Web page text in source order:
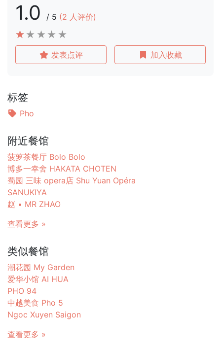
1.0 / 5 (2 人评价)
发表点评 加入收藏
标签
Pho
附近餐馆
菠萝茶餐厅 Bolo Bolo
博多一幸舍 HAKATA CHOTEN
蜀园 三味 opera店 Shu Yuan Opéra
SANUKIYA
赵 • MR ZHAO
查看更多 »
类似餐馆
潮花园 My Garden
爱华小馆 AI HUA
PHO 94
中越美食 Pho 5
Ngoc Xuyen Saigon
查看更多 »